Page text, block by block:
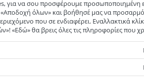
για να σου προσφέρουμε προσωποποιημένη
«Αποδοχή όλων» και βοήθησέ μας να
που σε ενδιαφέρει. Εναλλακτικά
«Εδώ» θα βρεις όλες τις πληροφορίες που
Cookies!
να μην επιλέξετε. Τα απαραίτητα cookies
του site, όπως την προσθήκη
την αποθήκευση προϊόντων στη wish-list.
analytics cookies είναι υποσύνολο των cookies